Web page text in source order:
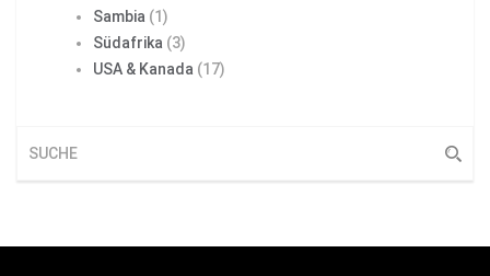
Sambia (1)
Südafrika (3)
USA & Kanada (17)